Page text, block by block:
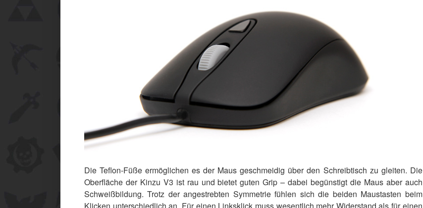
Die Teflon-Füße ermöglichen es der Maus geschmeidig über den Schreibtisch zu gleiten. Die
Oberfläche der Kinzu V3 ist rau und bietet guten Grip – dabei begünstigt die Maus aber auch
Schweißbildung. Trotz der angestrebten Symmetrie fühlen sich die beiden Maustasten beim